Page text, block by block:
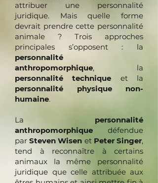
attribuer une personnalité
juridique. Mais quelle forme
devrait prendre cette personnalité
animale ? Trois approches
principales s’opposent : la
personnalité
anthropomorphique, la
personnalité technique et la
personnalité physique non-
humaine.
La personnalité
anthropomorphique défendue
parSteven Wisen et Peter Singer,
tend à reconnaître à certains
animaux la même personnalité
juridique que celle attribuée aux